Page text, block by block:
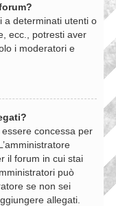
a determinati utenti o
ecc., potresti aver
i moderatori e
concessa per
il forum in cui stai
può
se non sei
allegati.